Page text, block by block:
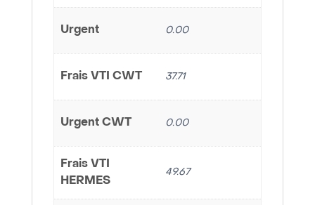
Urgent 0.00
Frais VTI CWT 37.71
Urgent CWT 0.00
Frais VTI
HERMES
49.67